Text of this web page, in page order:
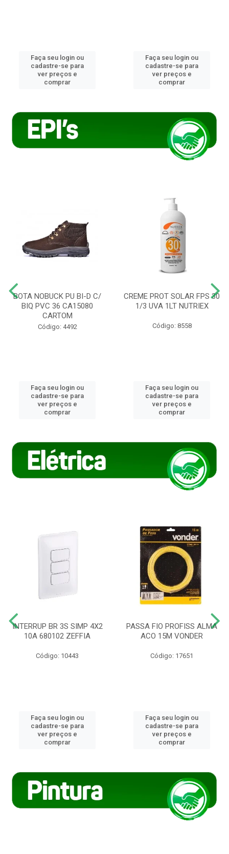
Faça seu login ou
cadastre-se para
ver preços e
comprar
Faça seu login ou
cadastre-se para
ver preços e
comprar
BOTA NOBUCK PU BI-D C/
BIQ PVC 36 CA15080
CARTOM
Código: 4492
Faça seu login ou
cadastre-se para
ver preços e
comprar
CREME PROT SOLAR FPS 30
1/3 UVA 1LT NUTRIEX
Código: 8558
Faça seu login ou
cadastre-se para
ver preços e
comprar
INTERRUP BR 3S SIMP 4X2
10A 680102 ZEFFIA
Código: 10443
Faça seu login ou
cadastre-se para
ver preços e
comprar
PASSA FIO PROFISS ALMA
ACO 15M VONDER
Código: 17651
Faça seu login ou
cadastre-se para
ver preços e
comprar